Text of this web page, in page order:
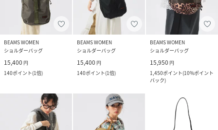
BEAMS WOMEN
ショルダーバッグ
15,400 円
140ポイント(1倍)
BEAMS WOMEN
ショルダーバッグ
15,400 円
140ポイント(1倍)
BEAMS WOMEN
ショルダーバッグ
15,950 円
1,450ポイント(10%ポイント
バック)